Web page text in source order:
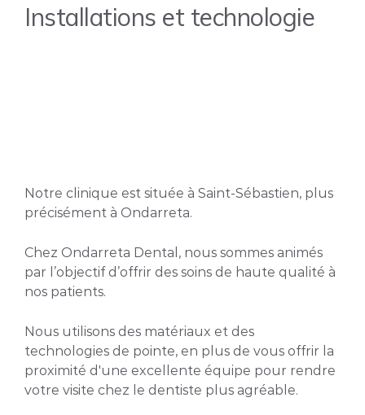
Installations et technologie
Notre clinique est située à Saint-Sébastien, plus
précisément à Ondarreta.
Chez Ondarreta Dental, nous sommes animés
par l’objectif d’offrir des soins de haute qualité à
nos patients.
Nous utilisons des matériaux et des
technologies de pointe, en plus de vous offrir la
proximité d'une excellente équipe pour rendre
votre visite chez le dentiste plus agréable.